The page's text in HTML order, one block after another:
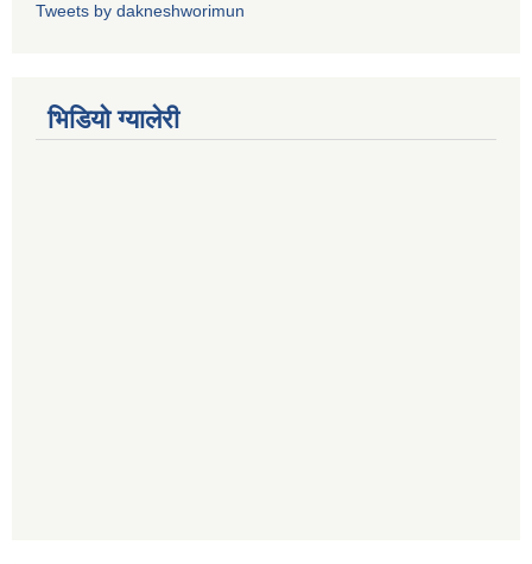
Tweets by dakneshworimun
भिडियाे ग्यालेरी